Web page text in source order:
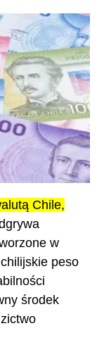
Chile,
w
peso
środek